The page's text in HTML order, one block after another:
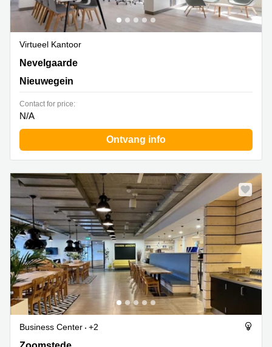
Virtueel Kantoor
Nevelgaarde 8, Nieuwegein
Nevelgaarde
Nieuwegein
Contact for price:
N/A
Ontvang info
Business Center
+2
Zoomstede 13, Nieuwegein